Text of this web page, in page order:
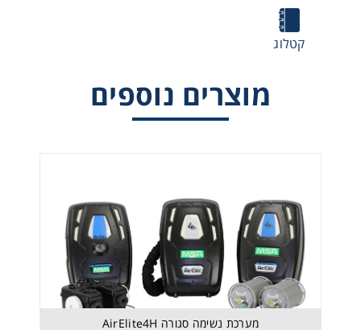
קטלוג
מוצרים נוספים
מערכת נשימה סגורה AirElite4H
מערכת נשימה סגורה SSR 30/100